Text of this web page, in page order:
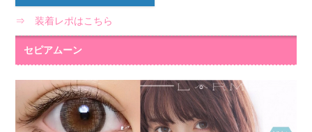
⇒ 装着レポはこちら
セピアムーン